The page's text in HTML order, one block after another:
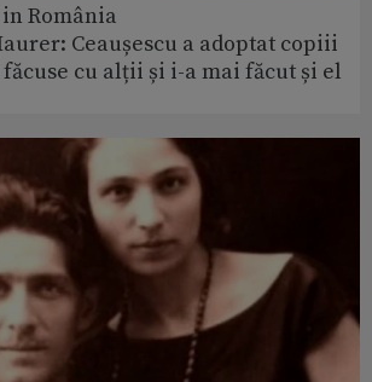
România
Ceaușescu a adoptat copiii
cu alții și i-a mai făcut și el